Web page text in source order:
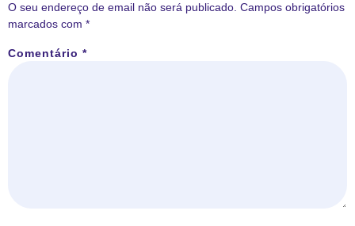
O seu endereço de email não será publicado. Campos obrigatórios
marcados com *
Comentário *